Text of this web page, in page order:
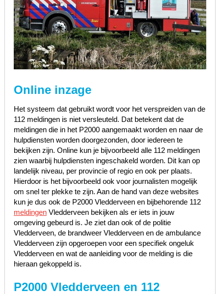
Online inzage
Het systeem dat gebruikt wordt voor het verspreiden van de
112 meldingen is niet versleuteld. Dat betekent dat de
meldingen die in het P2000 aangemaakt worden en naar de
hulpdiensten worden doorgezonden, door iedereen te
bekijken zijn. Online kun je bijvoorbeeld alle 112 meldingen
zien waarbij hulpdiensten ingeschakeld worden. Dit kan op
landelijk niveau, per provincie of regio en ook per plaats.
Hierdoor is het bijvoorbeeld ook voor journalisten mogelijk
om snel ter plekke te zijn. Aan de hand van deze websites
kun je dus ook de P2000 Vledderveen en bijbehorende 112
meldingenVledderveen bekijken als er iets in jouw
omgeving gebeurd is. Je ziet dan ook of de politie
Vledderveen, de brandweer Vledderveen en de ambulance
Vledderveen zijn opgeroepen voor een specifiek ongeluk
Vledderveen en wat de aanleiding voor de melding is die
hieraan gekoppeld is.
P2000 Vledderveen en 112